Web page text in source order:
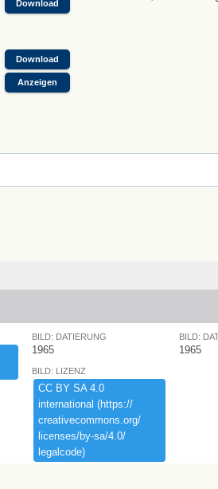
Download
Download
Anzeigen
BILD: DATIERUNG
1965
BILD:
1965
BILD: LIZENZ
CC ​BY ​SA ​4.​0 ​
international ​(​https:​/​/​
creativecommons.​org/​
licenses/​by-​sa/​4.​0/​
legalcode)​